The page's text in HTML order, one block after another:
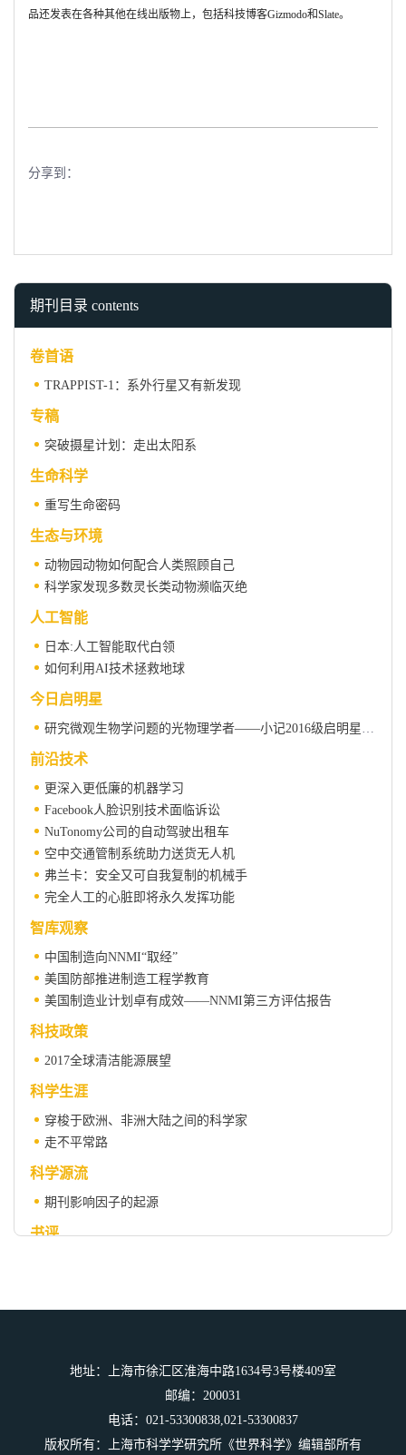
品还发表在各种其他在线出版物上，包括科技博客Gizmodo和Slate。
分享到：
期刊目录 contents
卷首语
TRAPPIST-1：系外行星又有新发现
专稿
突破摄星计划：走出太阳系
生命科学
重写生命密码
生态与环境
动物园动物如何配合人类照顾自己
科学家发现多数灵长类动物濒临灭绝
人工智能
日本:人工智能取代白领
如何利用AI技术拯救地球
今日启明星
前沿技术
更深入更低廉的机器学习
Facebook人脸识别技术面临诉讼
NuTonomy公司的自动驾驶出租车
空中交通管制系统助力送货无人机
弗兰卡：安全又可自我复制的机械手
完全人工的心脏即将永久发挥功能
智库观察
中国制造向NNMI“取经”
美国防部推进制造工程学教育
美国制造业计划卓有成效——NNMI第三方评估报告
科技政策
2017全球清洁能源展望
科学生涯
穿梭于欧洲、非洲大陆之间的科学家
走不平常路
科学源流
期刊影响因子的起源
书评
科苑
微科幻
科学人物
地址：上海市徐汇区淮海中路1634号3号楼409室
邮编：200031
电话：021-53300838,021-53300837
版权所有：上海市科学学研究所《世界科学》编辑部所有